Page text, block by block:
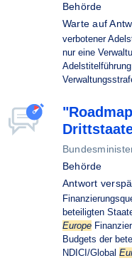
Behörde
Warte auf
verbotener
nur eine
Behörde
Antwort
beteiligten
Europe
Budgets der
NDICI/Global